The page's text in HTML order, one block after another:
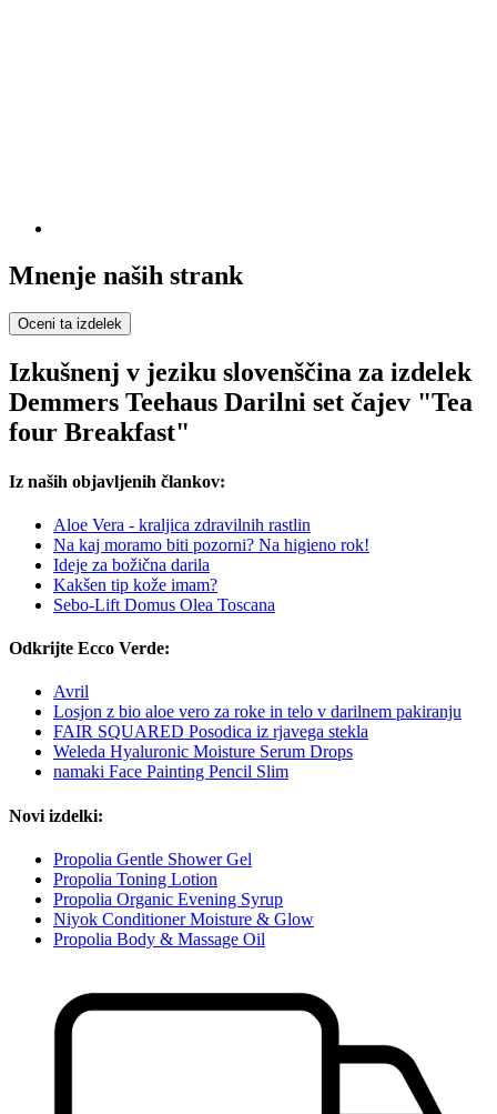
Mnenje naših strank
Oceni ta izdelek
Izkušnenj v jeziku slovenščina za izdelek
Demmers Teehaus Darilni set čajev "Tea
four Breakfast"
Iz naših objavljenih člankov:
Aloe Vera - kraljica zdravilnih rastlin
Na kaj moramo biti pozorni? Na higieno rok!
Ideje za božična darila
Kakšen tip kože imam?
Sebo-Lift Domus Olea Toscana
Odkrijte Ecco Verde:
Avril
Losjon z bio aloe vero za roke in telo v darilnem pakiranju
FAIR SQUARED Posodica iz rjavega stekla
Weleda Hyaluronic Moisture Serum Drops
namaki Face Painting Pencil Slim
Novi izdelki:
Propolia Gentle Shower Gel
Propolia Toning Lotion
Propolia Organic Evening Syrup
Niyok Conditioner Moisture & Glow
Propolia Body & Massage Oil